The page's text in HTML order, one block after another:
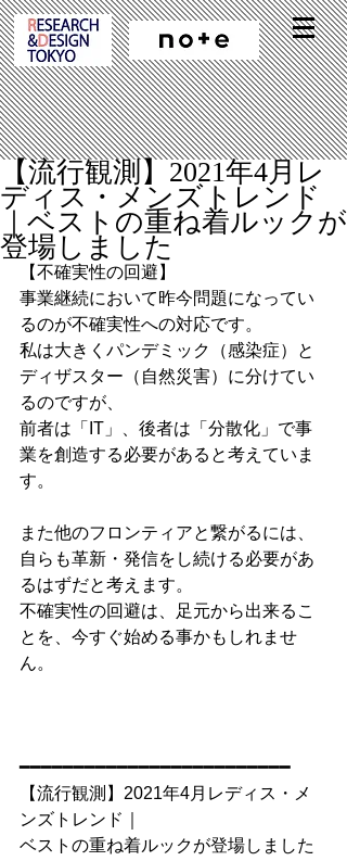
【流行観測】2021年4月レ
ディス・メンズトレンド
｜ベストの重ね着ルックが
登場しました
【不確実性の回避】
事業継続において昨今問題になってい
るのが不確実性への対応です。
私は大きくパンデミック（感染症）と
ディザスター（自然災害）に分けてい
るのですが、
前者は「IT」、後者は「分散化」で事
業を創造する必要があると考えていま
す。
また他のフロンティアと繋がるには、
自らも革新・発信をし続ける必要があ
るはずだと考えます。
不確実性の回避は、足元から出来るこ
とを、今すぐ始める事かもしれませ
ん。
━━━━━━━━━━━━━━━━━━━━━━━━━
【流行観測】2021年4月レディス・メ
ンズトレンド｜
ベストの重ね着ルックが登場しました